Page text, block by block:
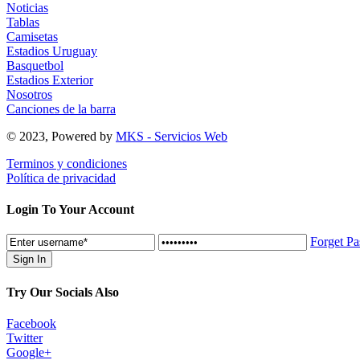
Noticias
Tablas
Camisetas
Estadios Uruguay
Basquetbol
Estadios Exterior
Nosotros
Canciones de la barra
© 2023, Powered by MKS - Servicios Web
Terminos y condiciones
Política de privacidad
Login To Your Account
Forget
Try Our Socials Also
Facebook
Twitter
Google+